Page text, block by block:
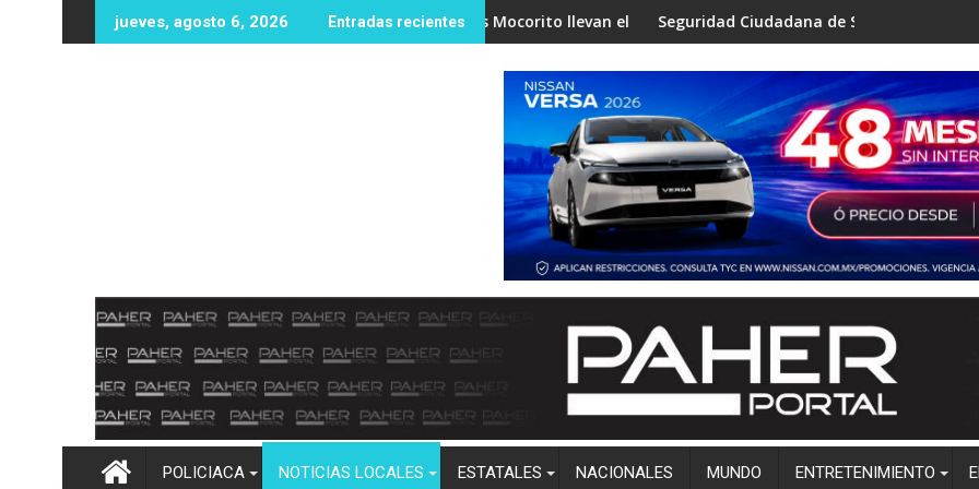
al
jueves, agosto 6, 2026 Entradas recientes
en recompensas por líderes del CJNG
Protección Civil y Bomberos Mocorito llevan el programa “Aprende a No Quemarte” a niños de Zapotillo
Seguridad Ciudadana de Salvador Alvarado difunde números
Gobierno de
POLICIACA NOTICIAS LOCALES ESTATALES NACIONALES MUNDO ENTRETENIMIENTO